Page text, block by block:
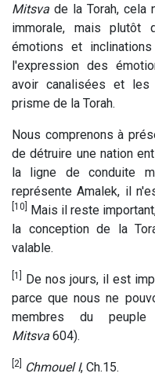
Mitsva de la Torah, cela
immorale, mais plutôt
émotions et
l'expression des
avoir canalisées et
prisme de la Torah.
Nous comprenons à
de détruire une nation
la ligne de conduite
représente Amalek, il
[10]
Mais il reste
la conception de la
valable.
[1] De nos jours, il est
parce que nous ne
membres du peuple
Mitsva 604).
[2] Chmouel I, Ch.15.